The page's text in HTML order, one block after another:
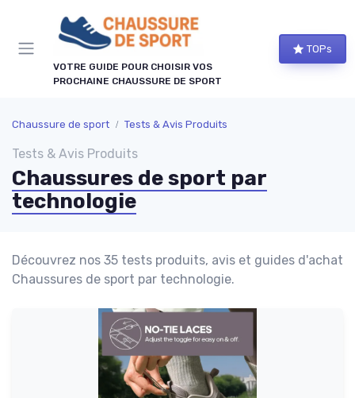
VOTRE GUIDE POUR CHOISIR VOS
PROCHAINE CHAUSSURE DE SPORT
TOPs
Chaussure de sport Tests & Avis Produits
Tests & Avis Produits
Chaussures de sport par
technologie
Découvrez nos 35 tests produits, avis et guides d'achat
Chaussures de sport par technologie.